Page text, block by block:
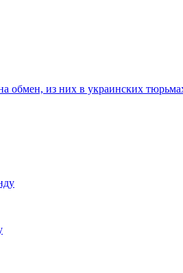
обмен, из них в украинских